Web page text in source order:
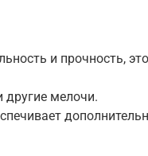
и прочность,
мелочи.